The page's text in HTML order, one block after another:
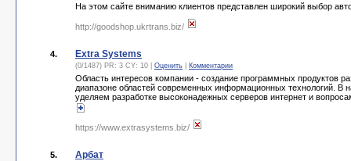
На этом сайте вниманию клиентов представлен широкий выбор
http://goodshop.ukrtrans.biz/
4. Extra Systems
(0/1487) PR: 3 CY: 10 | Оценить Комментарии
Область интересов компании - создание программных продуктов
диапазоне областей современных информационных технологий.
уделяем разработке высоконадежных серверов интернет и
https://www.extrasystems.biz/
5. Арбат